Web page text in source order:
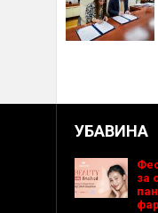
УБАВИНА
за